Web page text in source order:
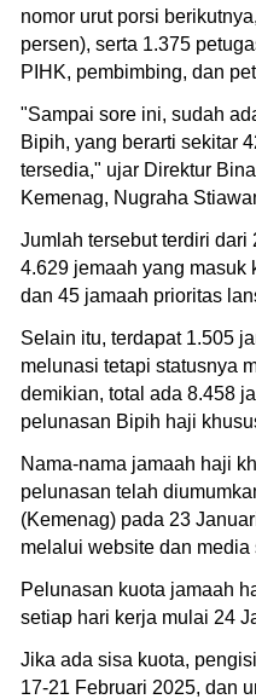
nomor urut porsi
persen), serta 1.375
PIHK, pembimbing, dan
"Sampai sore ini, sudah
Bipih, yang berarti sekitar
tersedia," ujar Direktur
Kemenag, Nugraha
Jumlah tersebut terdiri dari
4.629 jemaah yang masuk
dan 45 jamaah prioritas
Selain itu, terdapat 1.505
melunasi tetapi statusnya
demikian, total ada 8.458
pelunasan Bipih haji
Nama-nama jamaah haji
pelunasan telah
(Kemenag) pada 23
melalui website dan media
Pelunasan kuota jamaah
setiap hari kerja mulai 24
Jika ada sisa kuota,
17-21 Februari 2025, dan